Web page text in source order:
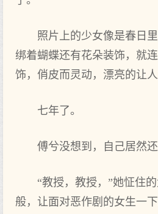
照片上的少女像是春日
绑着蝴蝶还有花朵装饰，就
饰，俏皮而灵动，漂亮的让人
七年了。
傅兮没想到，自己居然
“教授，教授，”她怔住
般，让面对恶作剧的女生一